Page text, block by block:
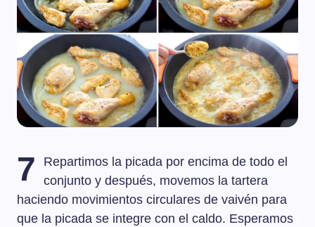
7
Repartimos la picada por encima de todo el
conjunto y después, movemos la tartera
haciendo movimientos circulares de vaivén para
que la picada se integre con el caldo. Esperamos